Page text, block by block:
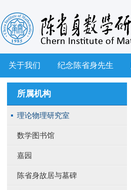
关于我们 纪念陈省身先生
所属机构
理论物理研究室
数学图书馆
嘉园
陈省身故居与墓碑